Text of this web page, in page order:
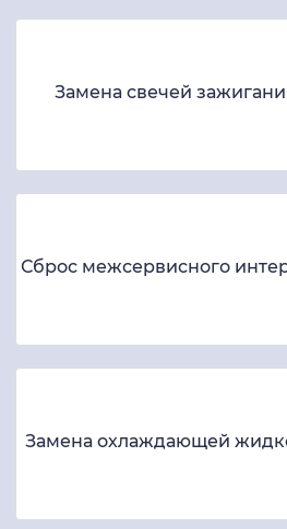
Замена свечей
Сброс межсервисного
Замена охлаждающей